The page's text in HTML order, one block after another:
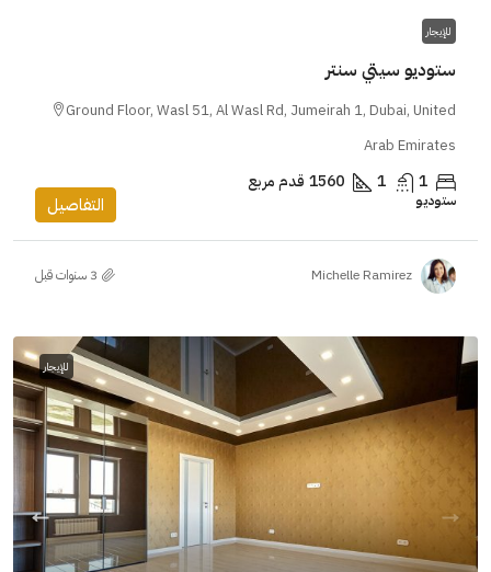
للإيجار
ستوديو سيتي سنتر
Ground Floor, Wasl 51, Al Wasl Rd, Jumeirah 1, Dubai, United
Arab Emirates
1
1
1560قدم مربع
ستوديو التفاصيل
Michelle Ramirez
للإيجار